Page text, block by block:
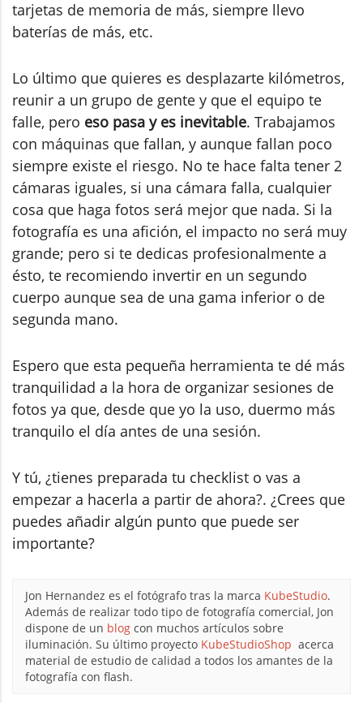
tarjetas de memoria de más, siempre llevo
baterías de más, etc.
Lo último que quieres es desplazarte kilómetros,
reunir a un grupo de gente y que el equipo te
falle, pero eso pasa y es inevitable. Trabajamos
con máquinas que fallan, y aunque fallan poco
siempre existe el riesgo. No te hace falta tener 2
cámaras iguales, si una cámara falla, cualquier
cosa que haga fotos será mejor que nada. Si la
fotografía es una afición, el impacto no será muy
grande; pero si te dedicas profesionalmente a
ésto, te recomiendo invertir en un segundo
cuerpo aunque sea de una gama inferior o de
segunda mano.
Espero que esta pequeña herramienta te dé más
tranquilidad a la hora de organizar sesiones de
fotos ya que, desde que yo la uso, duermo más
tranquilo el día antes de una sesión.
Y tú, ¿tienes preparada tu checklist o vas a
empezar a hacerla a partir de ahora?. ¿Crees que
puedes añadir algún punto que puede ser
importante?
Jon Hernandez es el fotógrafo tras la marca KubeStudio.
Además de realizar todo tipo de fotografía comercial, Jon
dispone de un blog con muchos artículos sobre
iluminación. Su último proyecto KubeStudioShop acerca
material de estudio de calidad a todos los amantes de la
fotografía con flash.